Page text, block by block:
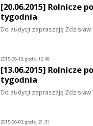
[20.06.2015] Rolnicze
tygodnia
Do audycji zapraszają
2015-06-13, godz. 12:49
[13.06.2015] Rolnicze
tygodnia
Do audycji zapraszają
2015-06-03, godz. 21:31